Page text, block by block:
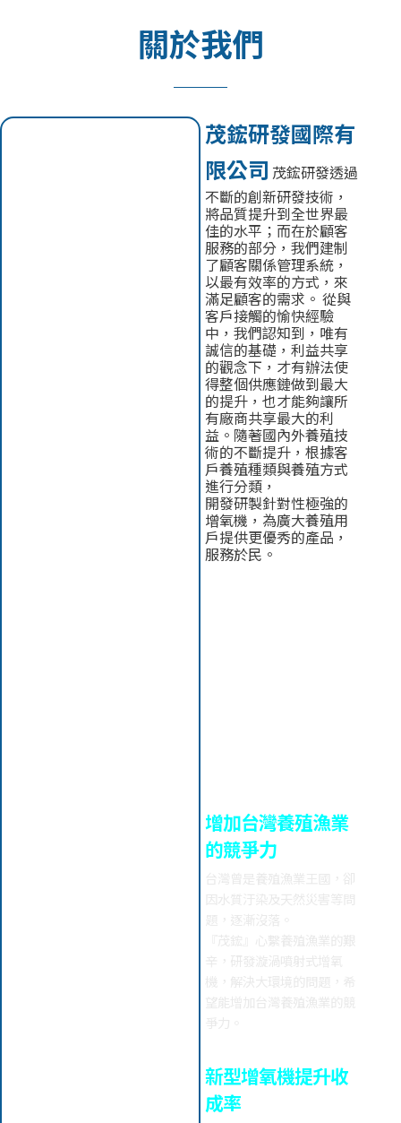
關於我們
茂鋐研發國際有
限公司 茂鋐研發透過
不斷的創新研發技術，
將品質提升到全世界最
佳的水平；而在於顧客
服務的部分，我們建制
了顧客關係管理系統，
以最有效率的方式，來
滿足顧客的需求。 從與
客戶接觸的愉快經驗
中，我們認知到，唯有
誠信的基礎，利益共享
的觀念下，才有辦法使
得整個供應鏈做到最大
的提升，也才能夠讓所
有廠商共享最大的利
益。隨著國內外養殖技
術的不斷提升，根據客
戶養殖種類與養殖方式
進行分類，
開發研製針對性極強的
增氧機，為廣大養殖用
戶提供更優秀的產品，
服務於民。
增加台灣養殖漁業
的競爭力
新型增氧機提升收
成率